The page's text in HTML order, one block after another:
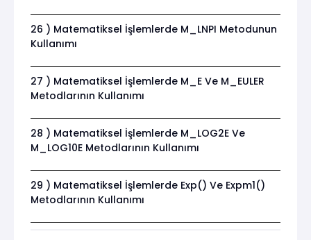
26 ) Matematiksel İşlemlerde M_LNPI Metodunun
Kullanımı
27 ) Matematiksel İşlemlerde M_E Ve M_EULER
Metodlarının Kullanımı
28 ) Matematiksel İşlemlerde M_LOG2E Ve
M_LOG10E Metodlarının Kullanımı
29 ) Matematiksel İşlemlerde Exp() Ve Expm1()
Metodlarının Kullanımı